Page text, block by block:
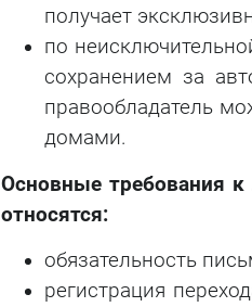
получает
по
сохранением за
правообладатель
домами.
Основные требования
относятся:
обязательность
регистрация